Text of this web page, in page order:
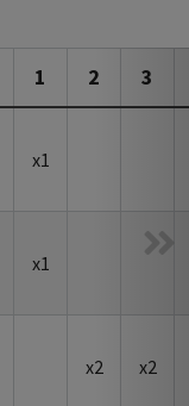
1 2 3
x1
x1
x2 x2